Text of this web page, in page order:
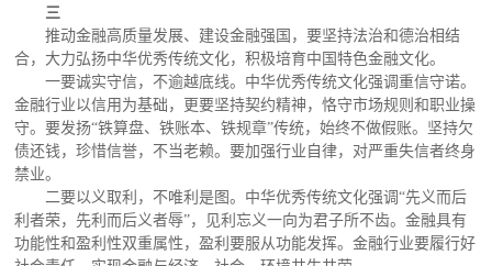
三
推动金融高质量发展、建设金融强国，要坚持法治和德治相结
合，大力弘扬中华优秀传统文化，积极培育中国特色金融文化。
一要诚实守信，不逾越底线。中华优秀传统文化强调重信守诺。
金融行业以信用为基础，更要坚持契约精神，恪守市场规则和职业操
守。要发扬“铁算盘、铁账本、铁规章”传统，始终不做假账。坚持欠
债还钱，珍惜信誉，不当老赖。要加强行业自律，对严重失信者终身
禁业。
二要以义取利，不唯利是图。中华优秀传统文化强调“先义而后
利者荣，先利而后义者辱”，见利忘义一向为君子所不齿。金融具有
功能性和盈利性双重属性，盈利要服从功能发挥。金融行业要履行好